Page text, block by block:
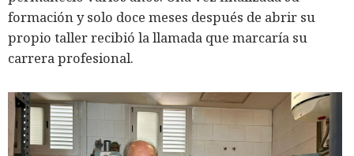
formación y solo doce meses después de abrir su
propio taller recibió la llamada que marcaría su
carrera profesional.